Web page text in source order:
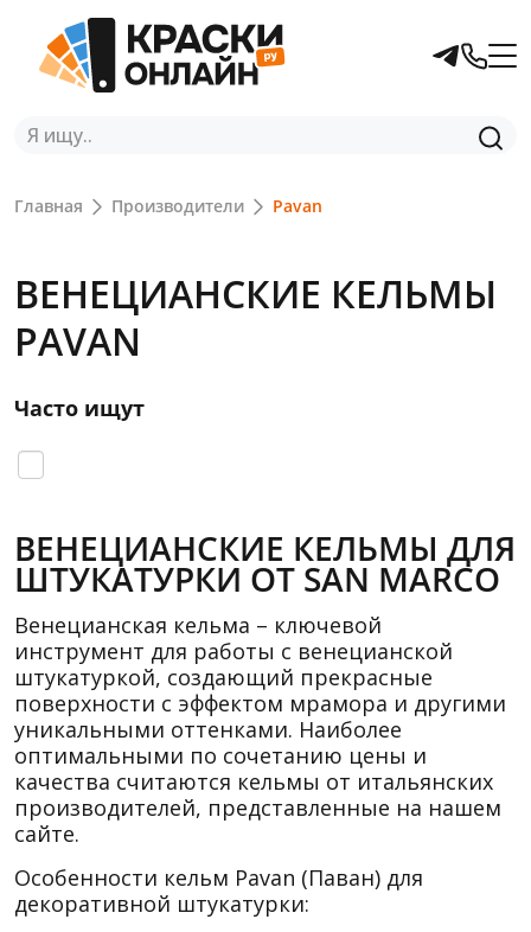
Главная Производители Pavan
ВЕНЕЦИАНСКИЕ КЕЛЬМЫ
PAVAN
Часто ищут
ВЕНЕЦИАНСКИЕ КЕЛЬМЫ ДЛЯ
ШТУКАТУРКИ ОТ SAN MARCO
Венецианская кельма – ключевой
инструмент для работы с венецианской
штукатуркой, создающий прекрасные
поверхности с эффектом мрамора и другими
уникальными оттенками. Наиболее
оптимальными по сочетанию цены и
качества считаются кельмы от итальянских
производителей, представленные на нашем
сайте.
Особенности кельм Pavan (Паван) для
декоративной штукатурки: